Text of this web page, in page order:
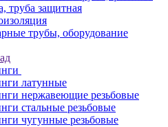
труба защитная
трубы, оборудование
латунные
нержавеющие резьбовые
стальные резьбовые
чугунные резьбовые